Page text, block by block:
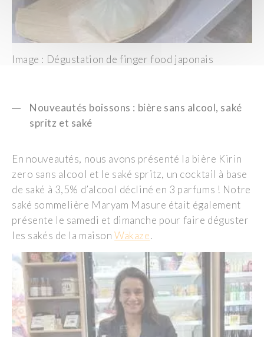
Image : Dégustation de finger food japonais
Nouveautés boissons : bière sans alcool, saké
spritz et saké
En nouveautés, nous avons présenté la bière Kirin
zero sans alcool et le saké spritz, un cocktail à base
de saké à 3,5% d’alcool décliné en 3 parfums ! Notre
saké sommelière Maryam Masure était également
présente le samedi et dimanche pour faire déguster
les sakés de la maisonWakaze.